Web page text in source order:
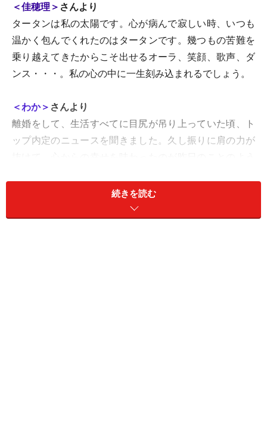
＜佳穂理＞ さんより
タータンは私の太陽です。心が病んで寂しい時、いつも
温かく包んでくれたのはタータンです。幾つもの苦難を
乗り越えてきたからこそ出せるオーラ、笑顔、歌声、ダ
ンス・・・。私の心の中に一生刻み込まれるでしょう。
＜わか＞ さんより
離婚をして、生活すべてに目尻が吊り上っていた頃、ト
ップ内定のニュースを聞きました。久し振りに肩の力が
続きを読む